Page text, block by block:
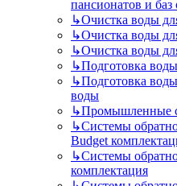
пансионатов и баз
↳Очистка воды
↳Очистка воды
↳Очистка воды
↳Подготовка
↳Подготовка
воды
↳Промышленные
↳Системы
Budget
↳Системы
комплектация